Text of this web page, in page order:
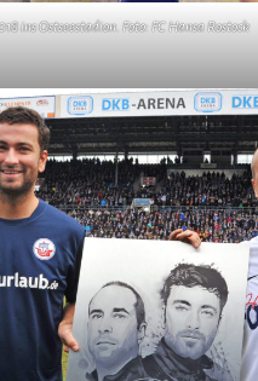
ins Ostseestadion. Foto: FC Hansa Rostock